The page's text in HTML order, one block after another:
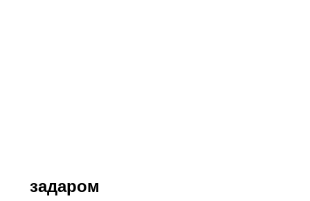
задаром